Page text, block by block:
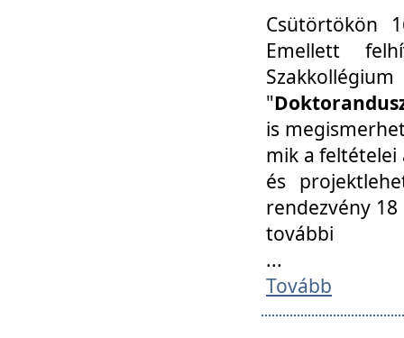
Csütörtökön
Emellett
"
is
mik a feltételei
és
rendezvény
további
...
Tovább